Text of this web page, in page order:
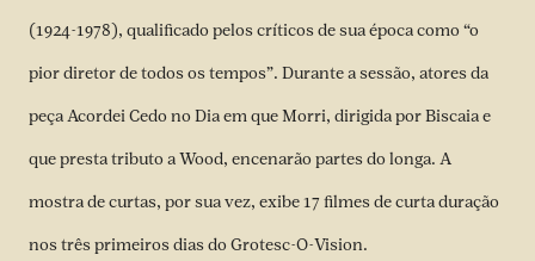
(1924-1978), qualificado pelos críticos de sua época como “o
pior diretor de todos os tempos”. Durante a sessão, atores da
peça Acordei Cedo no Dia em que Morri, dirigida por Biscaia e
que presta tributo a Wood, encenarão partes do longa. A
mostra de curtas, por sua vez, exibe 17 filmes de curta duração
nos três primeiros dias do Grotesc-O-Vision.